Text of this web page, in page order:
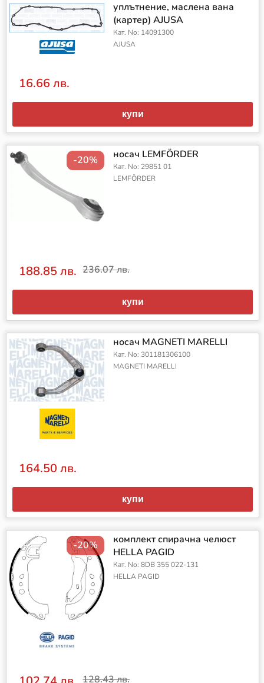
уплътнение, маслена вана
(картер) AJUSA
Кат. No: 14091300
AJUSA
16.66 лв.
купи
-20% носач LEMFÖRDER
Кат. No: 29851 01
LEMFÖRDER
188.85 лв. 236.07 лв.
купи
носач MAGNETI MARELLI
Кат. No: 301181306100
MAGNETI MARELLI
164.50 лв.
купи
-20%
комплект спирачна челюст
HELLA PAGID
Кат. No: 8DB 355 022-131
HELLA PAGID
128.43 лв.